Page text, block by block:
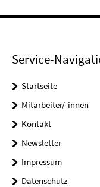
Service-
Startseite
Mitarbeiter/-innen
Kontakt
Newsletter
Impressum
Datenschutz